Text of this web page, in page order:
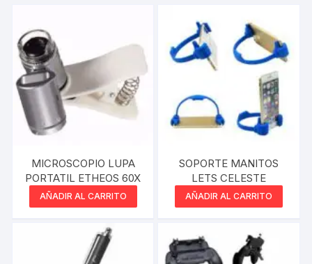
MICROSCOPIO LUPA
PORTATIL ETHEOS 60X
AÑADIR AL CARRITO
SOPORTE MANITOS
LETS CELESTE
AÑADIR AL CARRITO